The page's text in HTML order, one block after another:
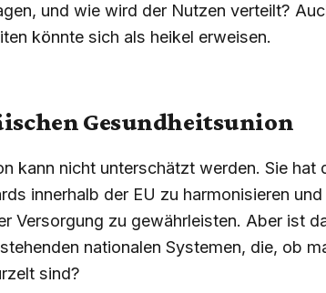
und wie wird der Nutzen verteilt?
könnte sich als heikel erweisen.
Gesundheitsunion
kann nicht unterschätzt werden. Sie hat
innerhalb der EU zu harmonisieren und
Versorgung zu gewährleisten. Aber ist
nationalen Systemen, die, ob
sind?